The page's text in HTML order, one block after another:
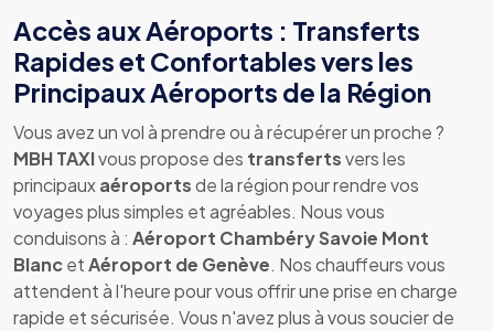
Accès aux Aéroports : Transferts
Rapides et Confortables vers les
Principaux Aéroports de la Région
Vous avez un vol à prendre ou à récupérer un proche ?
MBH TAXIvous propose des transfertsvers les
principauxaéroportsde la région pour rendre vos
voyages plus simples et agréables. Nous vous
conduisons à : Aéroport Chambéry Savoie Mont
BlancetAéroport de Genève. Nos chauffeurs vous
attendent à l'heure pour vous offrir une prise en charge
rapide et sécurisée. Vous n'avez plus à vous soucier de